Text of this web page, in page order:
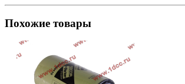
Похожие товары